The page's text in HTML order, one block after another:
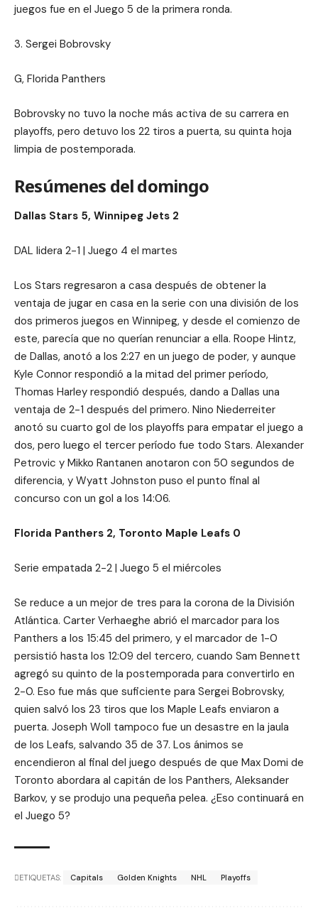
juegos fue en el Juego 5 de la primera ronda.
3. Sergei Bobrovsky
G, Florida Panthers
Bobrovsky no tuvo la noche más activa de su carrera en
playoffs, pero detuvo los 22 tiros a puerta, su quinta hoja
limpia de postemporada.
Resúmenes del domingo
Dallas Stars 5, Winnipeg Jets 2
DAL lidera 2-1 | Juego 4 el martes
Los Stars regresaron a casa después de obtener la
ventaja de jugar en casa en la serie con una división de los
dos primeros juegos en Winnipeg, y desde el comienzo de
este, parecía que no querían renunciar a ella. Roope Hintz,
de Dallas, anotó a los 2:27 en un juego de poder, y aunque
Kyle Connor respondió a la mitad del primer período,
Thomas Harley respondió después, dando a Dallas una
ventaja de 2-1 después del primero. Nino Niederreiter
anotó su cuarto gol de los playoffs para empatar el juego a
dos, pero luego el tercer período fue todo Stars. Alexander
Petrovic y Mikko Rantanen anotaron con 50 segundos de
diferencia, y Wyatt Johnston puso el punto final al
concurso con un gol a los 14:06.
Florida Panthers 2, Toronto Maple Leafs 0
Serie empatada 2-2 | Juego 5 el miércoles
Se reduce a un mejor de tres para la corona de la División
Atlántica. Carter Verhaeghe abrió el marcador para los
Panthers a los 15:45 del primero, y el marcador de 1-0
persistió hasta los 12:09 del tercero, cuando Sam Bennett
agregó su quinto de la postemporada para convertirlo en
2-0. Eso fue más que suficiente para Sergei Bobrovsky,
quien salvó los 23 tiros que los Maple Leafs enviaron a
puerta. Joseph Woll tampoco fue un desastre en la jaula
de los Leafs, salvando 35 de 37. Los ánimos se
encendieron al final del juego después de que Max Domi de
Toronto abordara al capitán de los Panthers, Aleksander
Barkov, y se produjo una pequeña pelea. ¿Eso continuará en
el Juego 5?
ETIQUETAS: Capitals Golden Knights NHL Playoffs